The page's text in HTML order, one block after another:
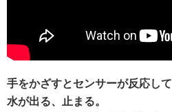
手をかざすとセンサーが反応して
水が出る、止まる。